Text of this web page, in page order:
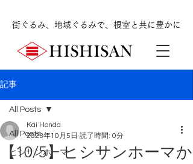
街ぐるみ、地域ぐるみで、根室と共に豊かに
記事
All Posts
ヒシサンホーマ
All Posts
【10/5】ヒシサンホーマか
Kai Honda
2023年10月5日 読了時間: 0分